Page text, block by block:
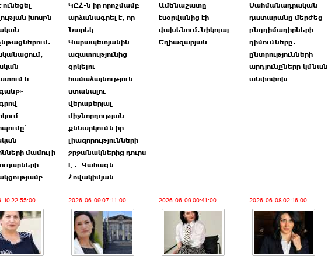
ունեցել
խոսքն
և
մամուլի
ԿԸՀ-ն իր որոշմամբ
արձանագրել է, որ
Նարեկ
Կարապետյանին
ազատությունից
զրկելու
համաձայնություն
ստանալու
վերաբերյալ
միջնորդության
քննարկումն իր
լիազորությունների
շրջանակներից դուրս
է․ Վահագն
Հովակիմյան
Ամենաշատը
էսօրվանից էի
վախենում.Նիկոլայ
Եղիազարյան
Սահմանադրական
դատարանը մերժեց
ընդդիմադիրների
դիմումները.
ընտրությունների
արդյունքները կմնան
անփոփոխ
10 22:55:00 2026-06-09 07:11:00 2026-06-09 00:41:00 2026-06-08 02:16:00